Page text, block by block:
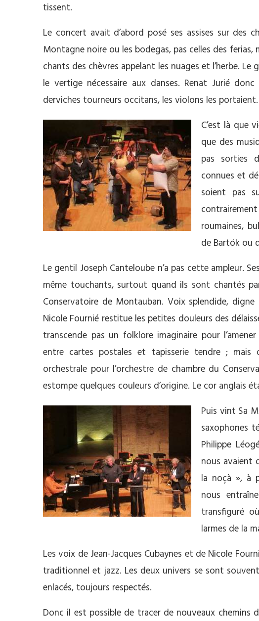
tissent.
Le concert avait d’abord posé ses assises sur des
Montagne noire ou les bodegas, pas celles des
chants des chèvres appelant les nuages et l’herbe.
le vertige nécessaire aux danses. Renat Jurié
derviches tourneurs occitans, les violons les portaient.
C’est là que
que des
pas sorties
connues et
soient pas
roumaines,
de Bartók ou
Le gentil Joseph Canteloube n’a pas cette ampleur. Ses
même touchants, surtout quand ils sont chantés
Conservatoire de Montauban. Voix splendide,
Nicole Fournié restitue les petites douleurs des
transcende pas un folklore imaginaire pour
entre cartes postales et tapisserie tendre ;
orchestrale pour l’orchestre de chambre du
estompe quelques couleurs d’origine. Le cor anglais
Puis vint Sa
saxophones
Philippe
nous avaient
la noçà », à
nous
transfiguré
larmes de la
Les voix de Jean-Jacques Cubaynes et de Nicole
traditionnel et jazz. Les deux univers se sont
enlacés, toujours respectés.
Donc il est possible de tracer de nouveaux chemins